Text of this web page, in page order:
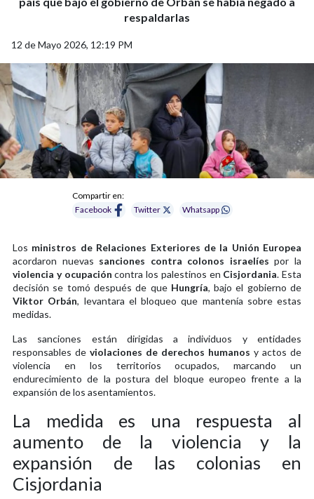
respaldarlas
12 de Mayo 2026, 12:19 PM
Compartir en:
Facebook
Twitter Whatsapp
Los ministros de Relaciones Exteriores de la Unión Europea
acordaron nuevas sanciones contra colonos israelíes por la
violencia y ocupación contra los palestinos en Cisjordania. Esta
decisión se tomó después de que Hungría, bajo el gobierno de
Viktor Orbán, levantara el bloqueo que mantenía sobre estas
medidas.
Las sanciones están dirigidas a individuos y entidades
responsables de violaciones de derechos humanos y actos de
violencia en los territorios ocupados, marcando un
endurecimiento de la postura del bloque europeo frente a la
expansión de los asentamientos.
La medida es una respuesta al
aumento de la violencia y la
expansión de las colonias en
Cisjordania